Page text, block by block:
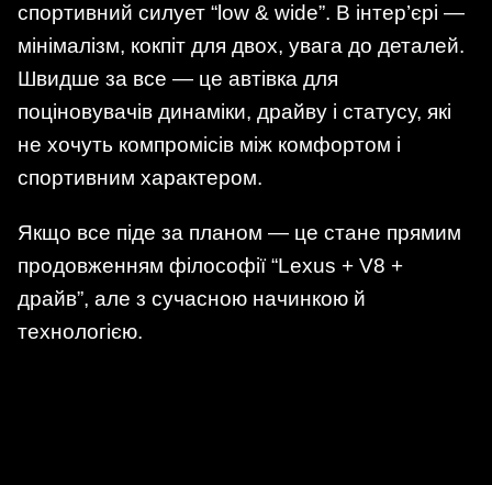
спортивний силует “low & wide”. В інтер’єрі —
мінімалізм, кокпіт для двох, увага до деталей.
Швидше за все — це автівка для
поціновувачів динаміки, драйву і статусу, які
не хочуть компромісів між комфортом і
спортивним характером.
Якщо все піде за планом — це стане прямим
продовженням філософії “Lexus + V8 +
драйв”, але з сучасною начинкою й
технологією.